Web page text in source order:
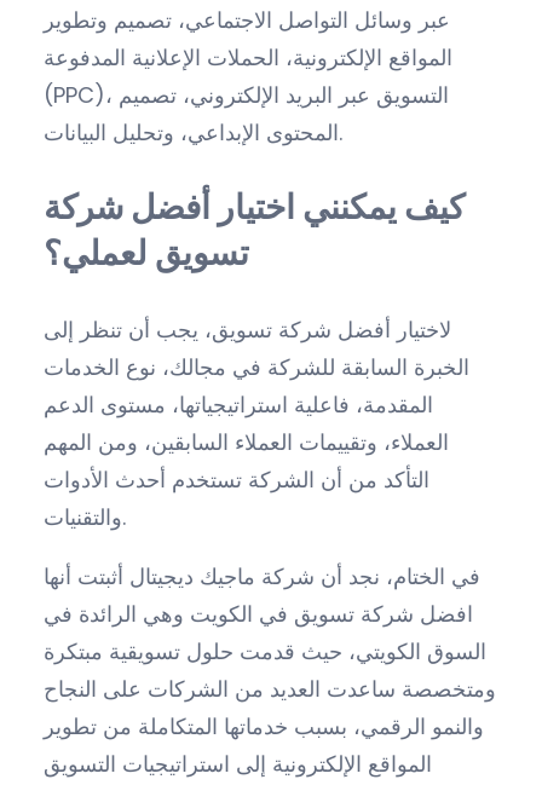
عبر وسائل التواصل الاجتماعي، تصميم وتطوير
المواقع الإلكترونية، الحملات الإعلانية المدفوعة
(PPC)، التسويق عبر البريد الإلكتروني، تصميم
المحتوى الإبداعي، وتحليل البيانات.
كيف يمكنني اختيار أفضل شركة
تسويق لعملي؟
لاختيار أفضل شركة تسويق، يجب أن تنظر إلى
الخبرة السابقة للشركة في مجالك، نوع الخدمات
المقدمة، فاعلية استراتيجياتها، مستوى الدعم
العملاء، وتقييمات العملاء السابقين، ومن المهم
التأكد من أن الشركة تستخدم أحدث الأدوات
والتقنيات.
في الختام، نجد أن شركة ماجيك ديجيتال أثبتت أنها
افضل شركة تسويق في الكويت وهي الرائدة في
السوق الكويتي، حيث قدمت حلول تسويقية مبتكرة
ومتخصصة ساعدت العديد من الشركات على النجاح
والنمو الرقمي، بسبب خدماتها المتكاملة من تطوير
المواقع الإلكترونية إلى استراتيجيات التسويق